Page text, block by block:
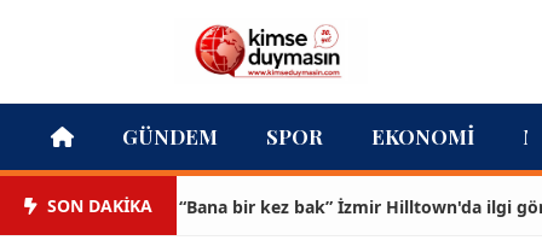
GÜNDEM SPOR EKONOMI
SON DAKİKA“Bana bir kez bak” İzmir Hilltown'da ilgi